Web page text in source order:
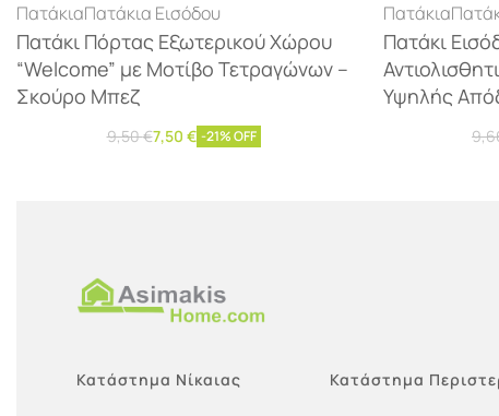
ΠατάκιαΠατάκια Εισόδου
Πατάκι Πόρτας Εξωτερικού Χώρου
“Welcome” με Μοτίβο Τετραγώνων –
Σκούρο Μπεζ
9,50€7,50 € -21% OFF
Πατάκια
Πατάκι
Υψηλής
Κατάστημα Νίκαιας Κατάστημα